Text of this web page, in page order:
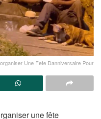
Une Fete Danniversaire Pour